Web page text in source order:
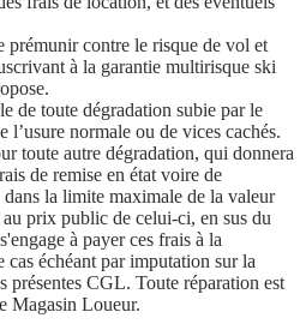
prémunir contre le risque de vol et
à la garantie multirisque ski
de toute dégradation subie par le
l’usure normale ou de vices cachés.
toute autre dégradation, qui donnera
de remise en état voire de
la limite maximale de la valeur
prix public de celui-ci, en sus du
à payer ces frais à la
échéant par imputation sur la
présentes CGL. Toute réparation est
Magasin Loueur.